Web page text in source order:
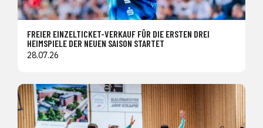
FREIER EINZELTICKET-VERKAUF FÜR DIE ERSTEN DREI
HEIMSPIELE DER NEUEN SAISON STARTET
28.07.26